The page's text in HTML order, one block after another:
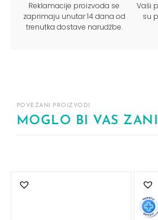
Reklamacije proizvoda se
zaprimaju unutar 14 dana od
trenutka dostave narudžbe.
Vaši
su
POVEZANI PROIZVODI
MOGLO BI VAS